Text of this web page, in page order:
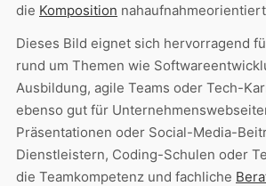
die Komposition
Dieses Bild eignet sich hervorragend
rund um Themen wie
Ausbildung, agile Teams oder Tech-
ebenso gut für
Präsentationen oder Social-Media-
Dienstleistern, Coding-Schulen oder
die Teamkompetenz und fachliche